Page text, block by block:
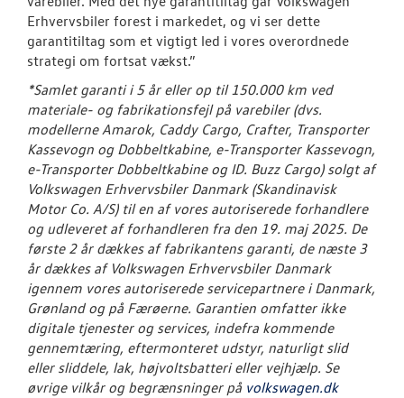
Erhvervsbiler forest i markedet, og vi ser dette
garantitiltag som et vigtigt led i vores overordnede
strategi om fortsat vækst.”
*Samlet garanti i 5 år eller op til 150.000 km ved
materiale- og fabrikationsfejl på varebiler (dvs.
modellerne Amarok, Caddy Cargo, Crafter, Transporter
Kassevogn og Dobbeltkabine, e-Transporter Kassevogn,
e-Transporter Dobbeltkabine og ID. Buzz Cargo) solgt af
Volkswagen Erhvervsbiler Danmark (Skandinavisk
Motor Co. A/S) til en af vores autoriserede forhandlere
og udleveret af forhandleren fra den 19. maj 2025. De
første 2 år dækkes af fabrikantens garanti, de næste 3
år dækkes af Volkswagen Erhvervsbiler Danmark
igennem vores autoriserede servicepartnere i Danmark,
Grønland og på Færøerne. Garantien omfatter ikke
digitale tjenester og services, indefra kommende
gennemtæring, eftermonteret udstyr, naturligt slid
eller sliddele, lak, højvoltsbatteri eller vejhjælp. Se
øvrige vilkår og begrænsninger på volkswagen.dk